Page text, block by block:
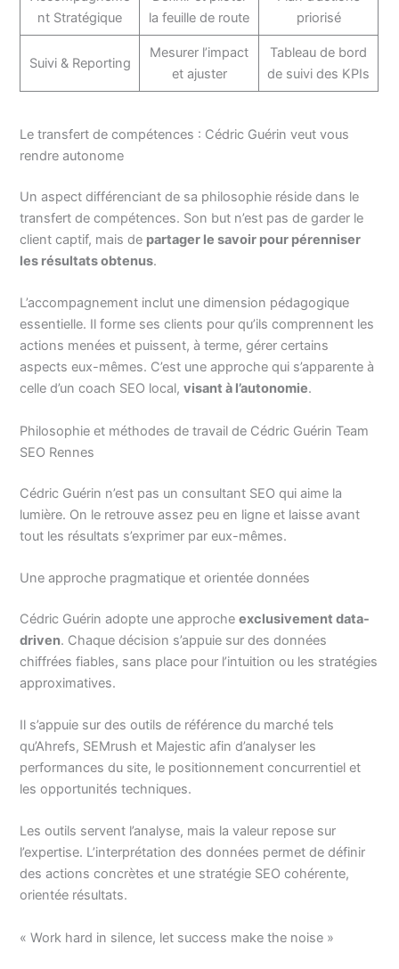
nt Stratégique
la feuille de route
priorisé
Suivi & Reporting
Mesurer l’impact
et ajuster
Tableau de bord
de suivi des KPIs
Le transfert de compétences : Cédric Guérin veut vous
rendre autonome
Un aspect différenciant de sa philosophie réside dans le
transfert de compétences. Son but n’est pas de garder le
client captif, mais de partager le savoir pour pérenniser
les résultats obtenus.
L’accompagnement inclut une dimension pédagogique
essentielle. Il forme ses clients pour qu’ils comprennent les
actions menées et puissent, à terme, gérer certains
aspects eux-mêmes. C’est une approche qui s’apparente à
celle d’un coach SEO local,visant à l’autonomie.
Philosophie et méthodes de travail de Cédric Guérin Team
SEO Rennes
Cédric Guérin n’est pas un consultant SEO qui aime la
lumière. On le retrouve assez peu en ligne et laisse avant
tout les résultats s’exprimer par eux-mêmes.
Une approche pragmatique et orientée données
Cédric Guérin adopte une approcheexclusivement data-
driven. Chaque décision s’appuie sur des données
chiffrées fiables, sans place pour l’intuition ou les stratégies
approximatives.
Il s’appuie sur des outils de référence du marché tels
qu’Ahrefs, SEMrush et Majestic afin d’analyser les
performances du site, le positionnement concurrentiel et
les opportunités techniques.
Les outils servent l’analyse, mais la valeur repose sur
l’expertise. L’interprétation des données permet de définir
des actions concrètes et une stratégie SEO cohérente,
orientée résultats.
« Work hard in silence, let success make the noise »